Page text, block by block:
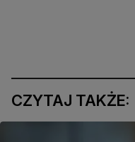
CZYTAJ TAKŻE: